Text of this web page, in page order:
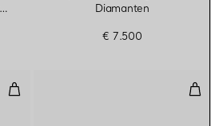
Diamanten
€ 7.500
T One Ring in Gelbgold mit